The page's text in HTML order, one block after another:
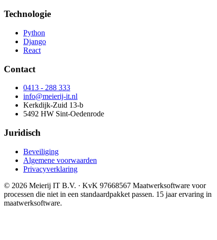
Technologie
Python
Django
React
Contact
0413 - 288 333
info@meierij-it.nl
Kerkdijk-Zuid 13-b
5492 HW Sint-Oedenrode
Juridisch
Beveiliging
Algemene voorwaarden
Privacyverklaring
© 2026 Meierij IT B.V. · KvK 97668567 Maatwerksoftware voor
processen die niet in een standaardpakket passen. 15 jaar ervaring in
maatwerksoftware.